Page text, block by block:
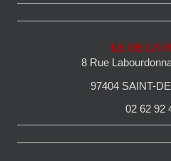
ILE DE LA
8 Rue
97404 SAINT-
02 62 92